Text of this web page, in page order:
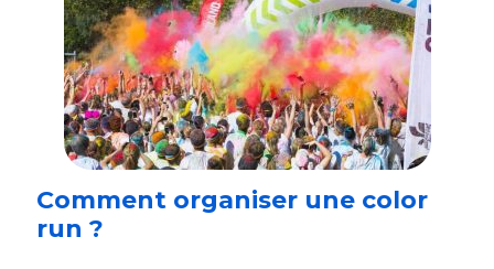
Comment organiser une color
run ?